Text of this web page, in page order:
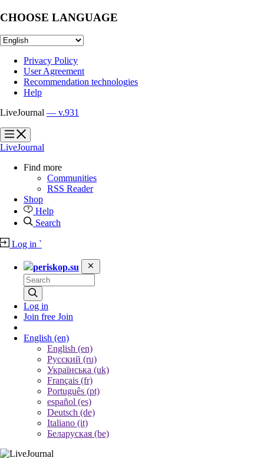
CHOOSE LANGUAGE
Privacy Policy
User Agreement
Recommendation technologies
Help
LiveJournal — v.931
?
?
LiveJournal
Find more
Communities
RSS Reader
Shop
Help
Search
Log in `
periskop.su
Log in
Join free Join
English (en)
English (en)
Русский (ru)
Українська (uk)
Français (fr)
Português (pt)
español (es)
Deutsch (de)
Italiano (it)
Беларуская (be)